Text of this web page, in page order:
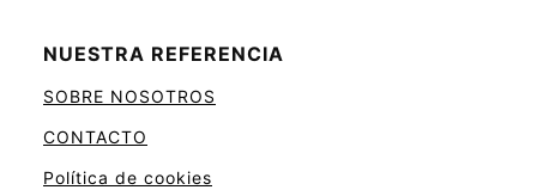
NUESTRA REFERENCIA
SOBRE NOSOTROS
CONTACTO
Política de cookies